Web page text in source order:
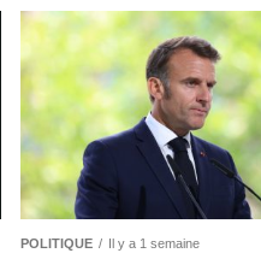
POLITIQUE Il y a 1 semaine